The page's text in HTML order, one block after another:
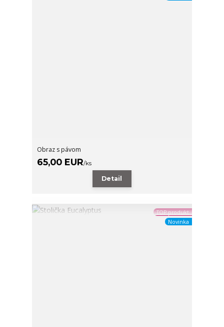
Obraz s pávom
65,00 EUR/ks
Detail
TOP produkt
Novinka